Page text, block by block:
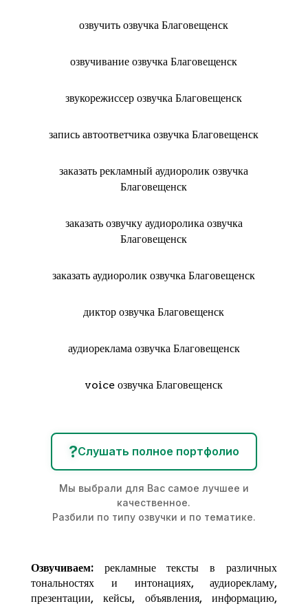
озвучить озвучка Благовещенск
озвучивание озвучка Благовещенск
звукорежиссер озвучка Благовещенск
запись автоответчика озвучка Благовещенск
заказать рекламный аудиоролик озвучка
Благовещенск
заказать озвучку аудиоролика озвучка
Благовещенск
заказать аудиоролик озвучка Благовещенск
диктор озвучка Благовещенск
аудиореклама озвучка Благовещенск
voice озвучка Благовещенск
?Слушать полное портфолио
Мы выбрали для Вас самое лучшее и
качественное.
Разбили по типу озвучки и по тематике.
Озвучиваем:рекламные тексты в различных
тональностях и интонациях,аудиорекламу,
презентации, кейсы, объявления, информацию,